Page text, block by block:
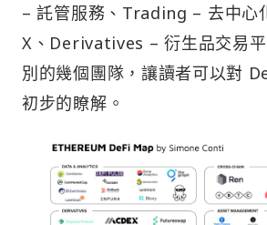
– 託管服務、Trading – 去中心
X、Derivatives – 衍生品交易
別的幾個團隊，讓讀者可以對
初步的瞭解。